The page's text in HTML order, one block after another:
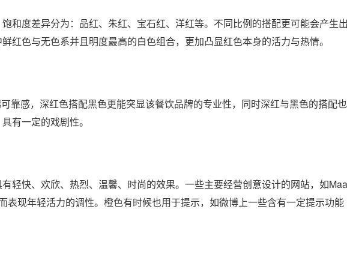
和度差异分为：品红、朱红、宝石红、洋红等。不同比例的搭配更可能会产生
红色与无色系并且明度最高的白色组合，更加凸显红色本身的活力与热情。
靠感，深红色搭配黑色更能突显该餐饮品牌的专业性，同时深红与黑色的搭配也
有一定的戏剧性。
轻快、欢欣、热烈、温馨、时尚的效果。一些主要经营创意设计的网站，如Maa
表现年轻活力的调性。橙色有时候也用于提示，如微博上一些含有一定提示功能